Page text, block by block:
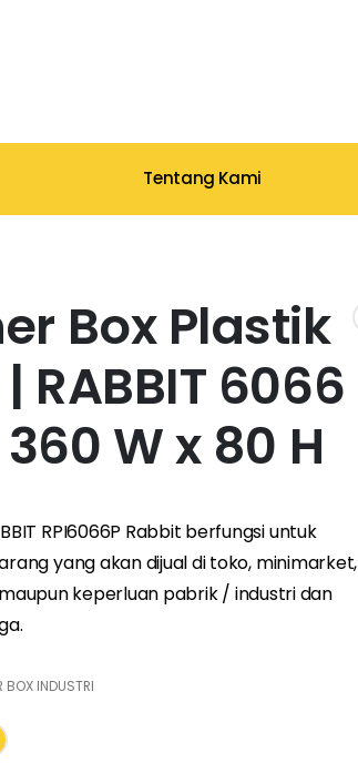
Tentang Kami
Box Plastik
RABBIT 6066
W x 80 H
RPI6066P Rabbit berfungsi untuk
yang akan dijual di toko, minimarket,
keperluan pabrik / industri dan
BOX INDUSTRI